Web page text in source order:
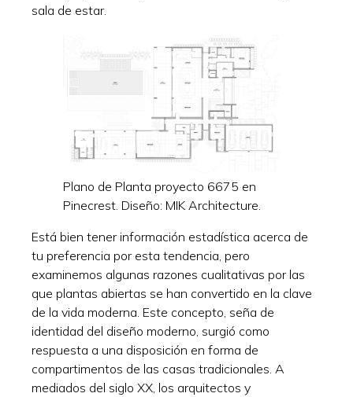
sala de estar.
Plano de Planta proyecto 6675 en
Pinecrest. Diseño: MIK Architecture.
Está bien tener información estadística acerca de
tu preferencia por esta tendencia, pero
examinemos algunas razones cualitativas por las
que plantas abiertas se han convertido en la clave
de la vida moderna. Este concepto, seña de
identidad del diseño moderno, surgió como
respuesta a una disposición en forma de
compartimentos de las casas tradicionales. A
mediados del siglo XX, los arquitectos y